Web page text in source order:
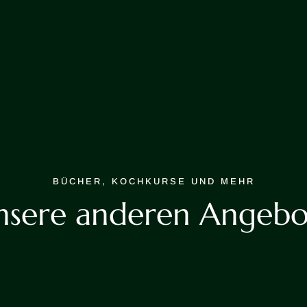
BÜCHER, KOCHKURSE UND MEHR
anderen